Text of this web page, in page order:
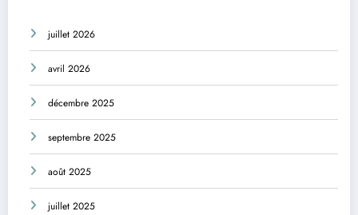
juillet 2026
avril 2026
décembre 2025
septembre 2025
août 2025
juillet 2025